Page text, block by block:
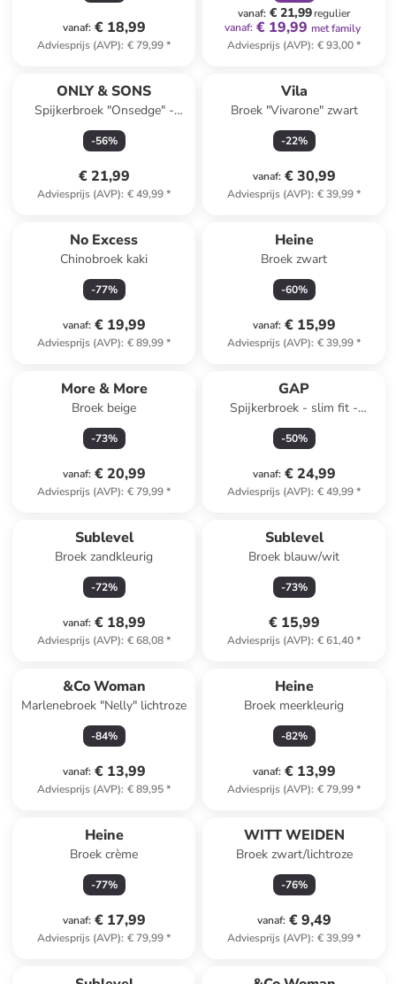
vanaf: € 18,99
Adviesprijs (AVP): € 79,99*
vanaf: € 21,99regulier
vanaf: € 19,99 met family
Adviesprijs (AVP): € 93,00*
ONLY & SONS
Spijkerbroek "Onsedge" -
regular fit - blauw
-56%
€ 21,99
Adviesprijs (AVP): € 49,99*
Vila
Broek "Vivarone" zwart
-22%
vanaf: € 30,99
Adviesprijs (AVP): € 39,99*
No Excess
Chinobroek kaki
-77%
vanaf: € 19,99
Adviesprijs (AVP): € 89,99*
Heine
Broek zwart
-60%
vanaf: € 15,99
Adviesprijs (AVP): € 39,99*
More & More
Broek beige
-73%
vanaf: € 20,99
Adviesprijs (AVP): € 79,99*
GAP
Spijkerbroek - slim fit -
lichtblauw
-50%
vanaf: € 24,99
Adviesprijs (AVP): € 49,99*
Sublevel
Broek zandkleurig
-72%
vanaf: € 18,99
Adviesprijs (AVP): € 68,08*
Sublevel
Broek blauw/wit
-73%
€ 15,99
Adviesprijs (AVP): € 61,40*
&Co Woman
Marlenebroek "Nelly" lichtroze
-84%
vanaf: € 13,99
Adviesprijs (AVP): € 89,95*
Heine
Broek meerkleurig
-82%
vanaf: € 13,99
Adviesprijs (AVP): € 79,99*
Heine
Broek crème
-77%
vanaf: € 17,99
Adviesprijs (AVP): € 79,99*
WITT WEIDEN
Broek zwart/lichtroze
-76%
vanaf: € 9,49
Adviesprijs (AVP): € 39,99*